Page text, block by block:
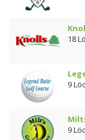
18
9
9